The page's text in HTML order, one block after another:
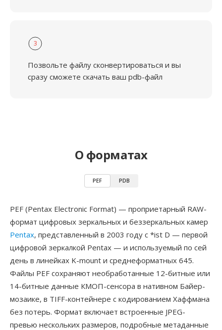
3
Позвольте файлу сконвертироваться и вы
сразу сможете скачать ваш pdb-файл
О форматах
PEF PDB
PEF (Pentax Electronic Format) — проприетарный RAW-
формат цифровых зеркальных и беззеркальных камер
Pentax, представленный в 2003 году с *ist D — первой
цифровой зеркалкой Pentax — и используемый по сей
день в линейках K-mount и среднеформатных 645.
Файлы PEF сохраняют необработанные 12-битные или
14-битные данные КМОП-сенсора в нативном Байер-
мозаике, в TIFF-контейнере с кодированием Хаффмана
без потерь. Формат включает встроенные JPEG-
превью нескольких размеров, подробные метаданные